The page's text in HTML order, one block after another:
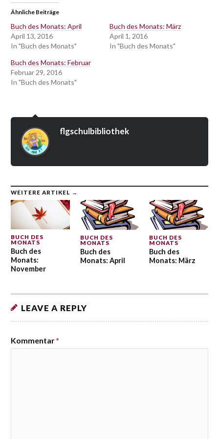
teilen
(Wird
in
Fenster
geöffnet)
teilen
in
Fenster
geöffnet)
geöffnet) Fenster
geöffnet)
Ähnliche Beiträge
Buch des Monats: April
April 13, 2016
In "Buch des Monats"
Buch des Monats: März
April 1, 2016
In "Buch des Monats"
Buch des Monats: Februar
Februar 29, 2016
In "Buch des Monats"
flgschulbibliothek
WEITERE ARTIKEL →
BUCH DES
MONATS
Buch des
Monats:
November
BUCH DES
MONATS
Buch des
Monats: April
BUCH DES
MONATS
Buch des
Monats: März
LEAVE A REPLY
Kommentar*